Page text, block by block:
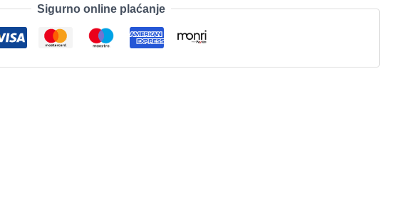
Sigurno online plaćanje